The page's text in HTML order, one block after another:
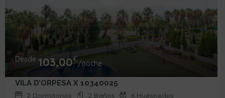
Desde 103,00€/noche
VILA D’ORPESA X 10340025
2 Dormitorios 2 Baños 6 Huéspedes